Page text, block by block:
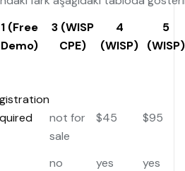
1 (Free
Demo)
3 (WISP
CPE)
4
(WISP)
5
(WISP)
not for
sale
$45 $95
no yes yes